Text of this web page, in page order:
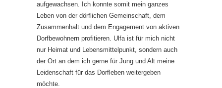
aufgewachsen. Ich konnte somit mein ganzes
Leben von der dörflichen Gemeinschaft, dem
Zusammenhalt und dem Engagement von aktiven
Dorfbewohnern profitieren. Ulfa ist für mich nicht
nur Heimat und Lebensmittelpunkt, sondern auch
der Ort an dem ich gerne für Jung und Alt meine
Leidenschaft für das Dorfleben weitergeben
möchte.